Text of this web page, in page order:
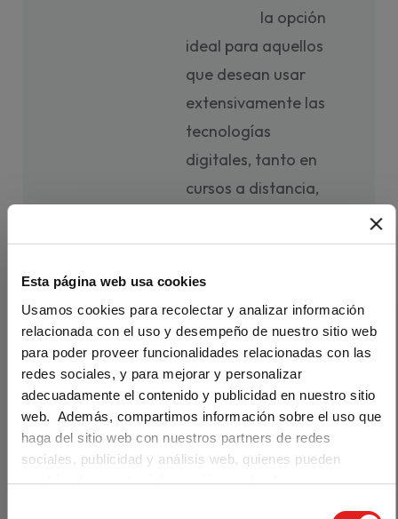
Esta página web usa cookies
Usamos cookies para recolectar y analizar información
relacionada con el uso y desempeño de nuestro sitio web
para poder proveer funcionalidades relacionadas con las
redes sociales, y para mejorar y personalizar
adecuadamente el contenido y publicidad en nuestro sitio
web. Además, compartimos información sobre el uso que
haga del sitio web con nuestros partners de redes
sociales, publicidad y análisis web, quienes pueden
combinarla con otra información que les haya
la opción
ideal para aquellos
que desean usar
extensivamente las
tecnologías
digitales, tanto en
cursos a distancia,
(blended) o incluso
presenciales.
Se trata de un
código de acceso
de 12 meses a
Campus Difusión
con el que el
estudiante puede
Are you visiting us from the United
States?
Our materials are distributed by Klett World